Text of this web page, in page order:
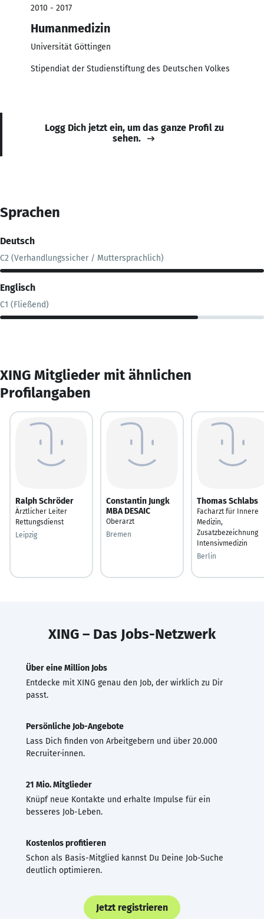
2010 - 2017
Humanmedizin
Universität Göttingen
Stipendiat der Studienstiftung des Deutschen Volkes
Logg Dich jetzt ein, um das ganze Profil zu
sehen.
Sprachen
Deutsch
C2 (Verhandlungssicher / Muttersprachlich)
Englisch
C1 (Fließend)
XING Mitglieder mit ähnlichen
Profilangaben
Ralph Schröder
Ärztlicher Leiter
Rettungsdienst
Leipzig
Constantin Jungk
MBA DESAIC
Oberarzt
Bremen
Thomas Schlabs
Facharzt für Innere
Medizin,
Zusatzbezeichnung
Intensivmedizin
Berlin
XING – Das Jobs-Netzwerk
Über eine Million Jobs
Entdecke mit XING genau den Job, der wirklich zu Dir
passt.
Persönliche Job-Angebote
Lass Dich finden von Arbeitgebern und über 20.000
Recruiter·innen.
21 Mio. Mitglieder
Knüpf neue Kontakte und erhalte Impulse für ein
besseres Job-Leben.
Kostenlos profitieren
Schon als Basis-Mitglied kannst Du Deine Job-Suche
deutlich optimieren.
Jetzt registrieren